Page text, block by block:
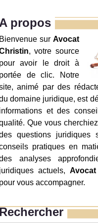
propos
sur Avocat
, votre source
avoir le droit à
de clic. Notre
animé par des
domaine juridique, est
et des
Que vous
questions juridiques
pratiques en
analyses
actuels,
vous accompagner.